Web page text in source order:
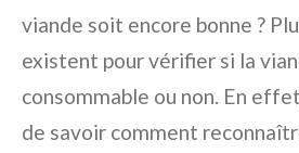
viande soit encore bonne ?
existent pour vérifier si la
consommable ou non. En
de savoir comment